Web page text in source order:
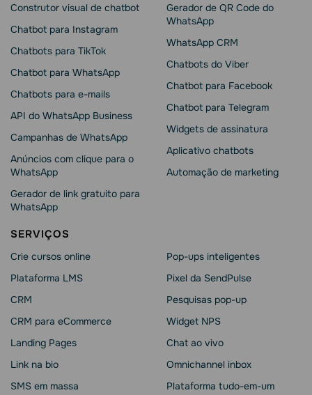
Construtor visual de chatbot
Chatbot para Instagram
Chatbots para TikTok
Chatbot para WhatsApp
Chatbots para e-mails
API do WhatsApp Business
Campanhas de WhatsApp
Anúncios com clique para o
WhatsApp
Gerador de link gratuito para
WhatsApp
Gerador de QR Code do
WhatsApp
WhatsApp CRM
Chatbots do Viber
Chatbot para Facebook
Chatbot para Telegram
Widgets de assinatura
Aplicativo chatbots
Automação de marketing
SERVIÇOS
Crie cursos online
Plataforma LMS
CRM
CRM para eCommerce
Landing Pages
Link na bio
SMS em massa
Pop-ups inteligentes
Pixel da SendPulse
Pesquisas pop-up
Widget NPS
Chat ao vivo
Omnichannel inbox
Plataforma tudo-em-um